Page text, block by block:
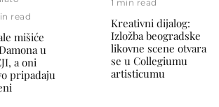
read
mišiće
u
a oni
pripadaju
1 min read
Kreativni dijalog:
Izložba beogradske
likovne scene otvara
se u Collegiumu
artisticumu